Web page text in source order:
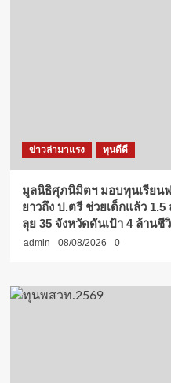
ข่าวล่ามาแรง ทุนดีดี
มูลนิธิศุภนิมิตฯ มอบทุนเรียน
ยาวถึง ป.ตรี ช่วยเด็กแล้ว
ลุย 35 จังหวัดดันเป้า 4 ล้านชี
admin 08/08/2026 0